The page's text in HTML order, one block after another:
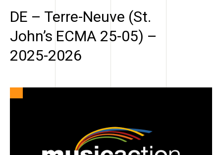
DE – Terre-Neuve (St.
John’s ECMA 25-05) –
2025-2026